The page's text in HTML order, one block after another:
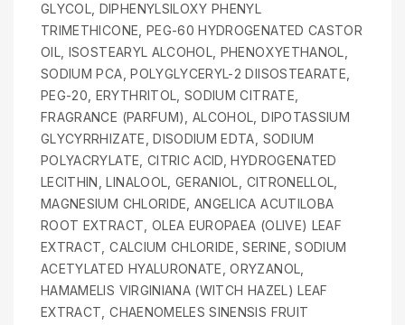
GLYCOL, DIPHENYLSILOXY PHENYL
TRIMETHICONE, PEG-60 HYDROGENATED CASTOR
OIL, ISOSTEARYL ALCOHOL, PHENOXYETHANOL,
SODIUM PCA, POLYGLYCERYL-2 DIISOSTEARATE,
PEG-20, ERYTHRITOL, SODIUM CITRATE,
FRAGRANCE (PARFUM), ALCOHOL, DIPOTASSIUM
GLYCYRRHIZATE, DISODIUM EDTA, SODIUM
POLYACRYLATE, CITRIC ACID, HYDROGENATED
LECITHIN, LINALOOL, GERANIOL, CITRONELLOL,
MAGNESIUM CHLORIDE, ANGELICA ACUTILOBA
ROOT EXTRACT, OLEA EUROPAEA (OLIVE) LEAF
EXTRACT, CALCIUM CHLORIDE, SERINE, SODIUM
ACETYLATED HYALURONATE, ORYZANOL,
HAMAMELIS VIRGINIANA (WITCH HAZEL) LEAF
EXTRACT, CHAENOMELES SINENSIS FRUIT